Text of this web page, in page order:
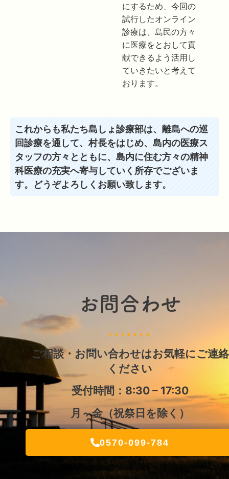
にするため、今回の
試行したオンライン
診療は、島民の方々
に医療をとおして貢
献できるよう活用し
ていきたいと考えて
おります。
これからも私たち島しょ診療部は、離島への巡
回診療を通して、村長をはじめ、島内の医療ス
タッフの方々とともに、島内に住む方々の精神
科医療の充実へ寄与していく所存でございま
す。どうぞよろしくお願い致します。
お問合わせ
ご相談・お問い合わせはお気軽にご連絡
ください
受付時間：8:30 – 17:30
月～金（祝祭日を除く）
0570-099-784